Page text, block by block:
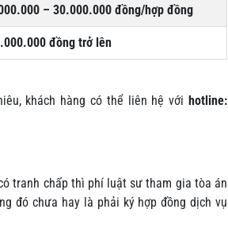
– 30.000.000 đồng/hợp đồng
đồng trở lên
khách hàng có thể liên hệ với hotline:
tranh chấp thì phí luật sư tham gia tòa án
đó chưa hay là phải ký hợp đồng dịch vụ